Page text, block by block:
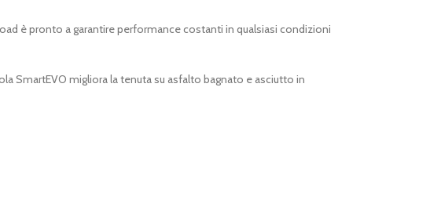
è pronto a garantire performance costanti in qualsiasi condizioni
SmartEVO migliora la tenuta su asfalto bagnato e asciutto in